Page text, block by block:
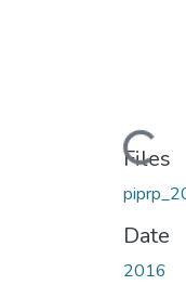
Loading...
Files
Date
2016